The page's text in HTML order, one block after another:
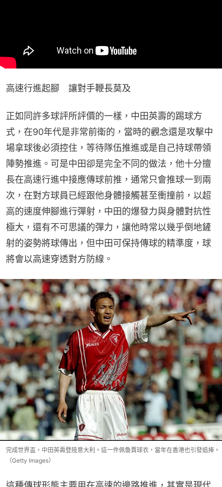
高速行進起腳　讓對手鞭長莫及
正如同許多球評所評價的一樣，中田英壽的踢球方
式，在90年代是非常前衛的，當時的觀念還是攻擊中
場拿球後必須控住，等待隊伍推進或是自己持球帶領
陣勢推進。可是中田卻是完全不同的做法，他十分擅
長在高速行進中接應傳球前推，通常只會推球一到兩
次，在對方球員已經跟他身體接觸甚至衝撞前，以超
高的速度伸腳進行彈射，中田的爆發力與身體對抗性
極大，還有不可思議的彈力，讓他時常以幾乎倒地鏟
射的姿勢將球傳出，但中田可保持傳球的精準度，球
將會以高速穿透對方防線。
完成世界盃，中田英壽登陸意大利。這一件佩魯賈球衣，當年在香港也引發追捧。
（Getty Images）